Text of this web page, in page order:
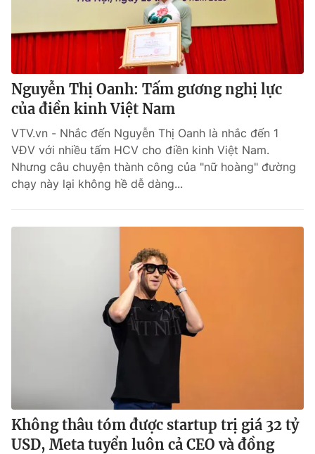
Nguyễn Thị Oanh: Tấm gương nghị lực
của điền kinh Việt Nam
VTV.vn - Nhắc đến Nguyễn Thị Oanh là nhắc đến 1
VĐV với nhiều tấm HCV cho điền kinh Việt Nam.
Nhưng câu chuyện thành công của "nữ hoàng" đường
chạy này lại không hề dễ dàng...
Không thâu tóm được startup trị giá 32 tỷ
USD, Meta tuyển luôn cả CEO và đồng